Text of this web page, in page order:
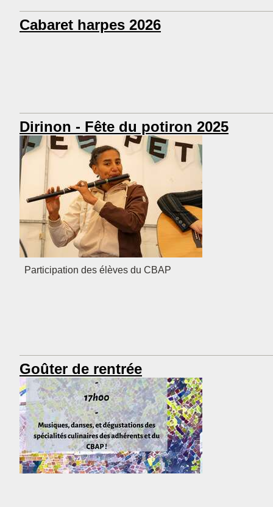
Cabaret harpes 2026
Dirinon - Fête du potiron 2025
Participation des élèves du CBAP
Goûter de rentrée